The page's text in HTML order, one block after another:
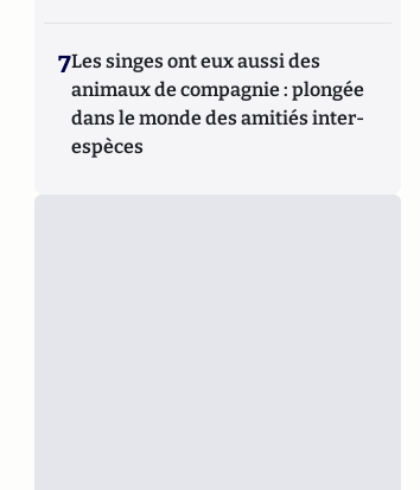
7Les singes ont eux aussi des
animaux de compagnie : plongée
dans le monde des amitiés inter-
espèces